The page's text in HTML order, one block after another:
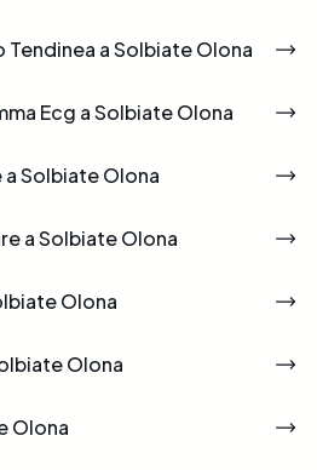
Tendinea a Solbiate Olona
Ecg a Solbiate Olona
a Solbiate Olona
a Solbiate Olona
Olona
Olona
Olona